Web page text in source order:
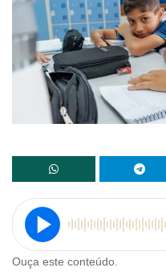
Ouça este conteúdo.